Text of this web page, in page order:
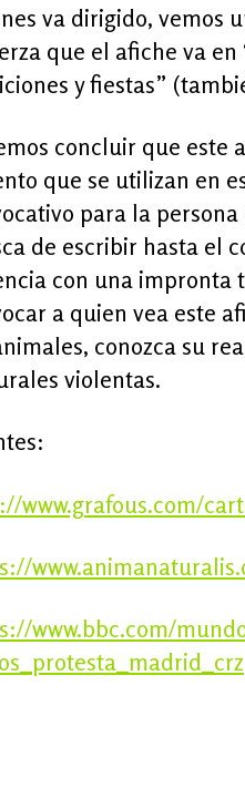
va dirigido, vemos
que el afiche va
y fiestas”
concluir que este
que se utilizan en
para la
de escribir hasta el
con una impronta
a quien vea este
conozca su
violentas.
www.grafous.com/
www.bbc.com/